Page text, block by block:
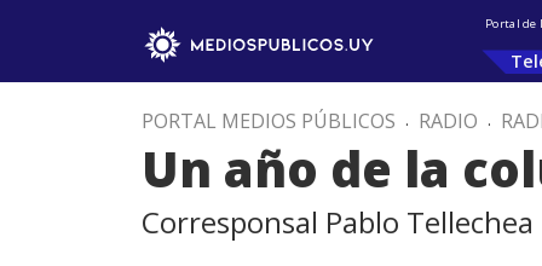
Portal de
PORTAL MEDIOS PÚBLICOS . RADIO .
Un año de la
Corresponsal Pablo Tellechea